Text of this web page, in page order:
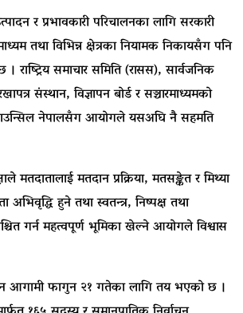
र प्रभावकारी परिचालनका लागि सरकारी
तथा विभिन्न क्षेत्रका नियामक निकायसँग पनि
राष्ट्रिय समाचार समिति (रासस), सार्वजनिक
संस्थान, विज्ञापन बोर्ड र सञ्चारमाध्यमको
नेपालसँग आयोगले यसअघि नै सहमति
मतदातालाई मतदान प्रक्रिया, मतसङ्केत र मिथ्या
अभिवृद्धि हुने तथा स्वतन्त्र, निष्पक्ष तथा
गर्न महत्वपूर्ण भूमिका खेल्ने आयोगले विश्वास
आगामी फागुन २१ गतेका लागि तय भएको छ ।